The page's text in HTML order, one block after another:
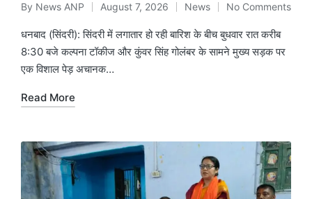
Posted
by
By News ANP August 7, 2026
Posted
in
News No Comments
धनबाद (सिंदरी): सिंदरी में लगातार हो रही बारिश के बीच बुधवार रात करीब
8:30 बजे कल्पना टॉकीज और कुंवर सिंह गोलंबर के सामने मुख्य सड़क पर
एक विशाल पेड़ अचानक…
Read More